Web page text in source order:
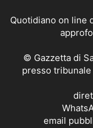
Quotidiano on line
© Gazzetta di
presso tribunale
email